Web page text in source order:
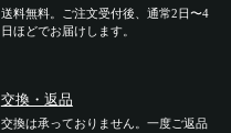
送料無料。ご注文受付後、通常2日〜4
日ほどでお届けします。
交換・返品
交換は承っておりません。一度ご返品